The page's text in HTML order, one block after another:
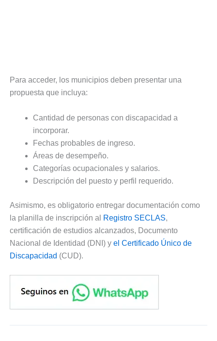
Para acceder, los municipios deben presentar una
propuesta que incluya:
Cantidad de personas con discapacidad a
incorporar.
Fechas probables de ingreso.
Áreas de desempeño.
Categorías ocupacionales y salarios.
Descripción del puesto y perfil requerido.
Asimismo, es obligatorio entregar documentación como
la planilla de inscripción al
Registro SECLAS,
certificación de estudios alcanzados, Documento
Nacional de Identidad (DNI) y el Certificado Único de
Discapacidad (CUD).